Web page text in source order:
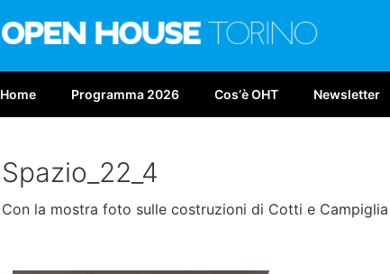
OPEN HOUSE TORINO
Home Programma 2026 Cosʼè OHT Newsletter
Spazio_22_4
Con la mostra foto sulle costruzioni di Cotti e Campiglia